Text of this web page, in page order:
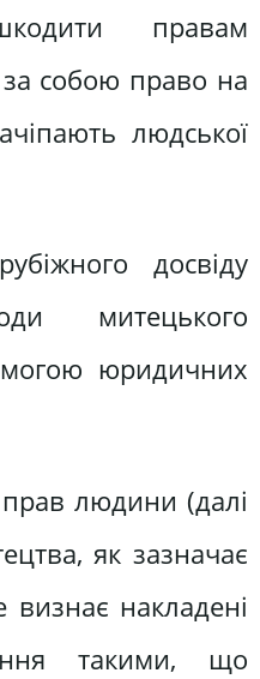
правам
собою право на
людської
досвіду
митецького
юридичних
людини (далі
як зазначає
накладені
такими, що